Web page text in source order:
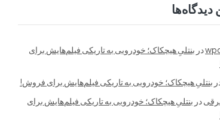
دیدگاه‌ها
در بنتلیِ هیچکاک؛ خودرویی به تاریکی فیلم‌هایش برای
بنتلیِ هیچکاک؛ خودرویی به تاریکی فیلم‌هایش برای فروش!
در بنتلیِ هیچکاک؛ خودرویی به تاریکی فیلم‌هایش برای